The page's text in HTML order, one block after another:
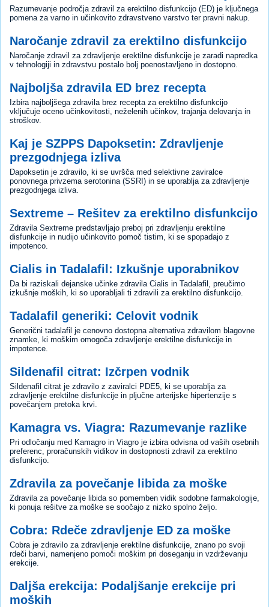
Razumevanje področja zdravil za erektilno disfunkcijo (ED) je ključnega
pomena za varno in učinkovito zdravstveno varstvo ter pravni nakup.
Naročanje zdravil za erektilno disfunkcijo
Naročanje zdravil za zdravljenje erektilne disfunkcije je zaradi napredka
v tehnologiji in zdravstvu postalo bolj poenostavljeno in dostopno.
Najboljša zdravila ED brez recepta
Izbira najboljšega zdravila brez recepta za erektilno disfunkcijo
vključuje oceno učinkovitosti, neželenih učinkov, trajanja delovanja in
stroškov.
Kaj je SZPPS Dapoksetin: Zdravljenje
prezgodnjega izliva
Dapoksetin je zdravilo, ki se uvršča med selektivne zaviralce
ponovnega privzema serotonina (SSRI) in se uporablja za zdravljenje
prezgodnjega izliva.
Sextreme – Rešitev za erektilno disfunkcijo
Zdravila Sextreme predstavljajo preboj pri zdravljenju erektilne
disfunkcije in nudijo učinkovito pomoč tistim, ki se spopadajo z
impotenco.
Cialis in Tadalafil: Izkušnje uporabnikov
Da bi raziskali dejanske učinke zdravila Cialis in Tadalafil, preučimo
izkušnje moških, ki so uporabljali ti zdravili za erektilno disfunkcijo.
Tadalafil generiki: Celovit vodnik
Generični tadalafil je cenovno dostopna alternativa zdravilom blagovne
znamke, ki moškim omogoča zdravljenje erektilne disfunkcije in
impotence.
Sildenafil citrat: Izčrpen vodnik
Sildenafil citrat je zdravilo z zaviralci PDE5, ki se uporablja za
zdravljenje erektilne disfunkcije in pljučne arterijske hipertenzije s
povečanjem pretoka krvi.
Kamagra vs. Viagra: Razumevanje razlike
Pri odločanju med Kamagro in Viagro je izbira odvisna od vaših osebnih
preferenc, proračunskih vidikov in dostopnosti zdravil za erektilno
disfunkcijo.
Zdravila za povečanje libida za moške
Zdravila za povečanje libida so pomemben vidik sodobne farmakologije,
ki ponuja rešitve za moške se soočajo z nizko spolno željo.
Cobra: Rdeče zdravljenje ED za moške
Cobra je zdravilo za zdravljenje erektilne disfunkcije, znano po svoji
rdeči barvi, namenjeno pomoči moškim pri doseganju in vzdrževanju
erekcije.
Daljša erekcija: Podaljšanje erekcije pri
moških